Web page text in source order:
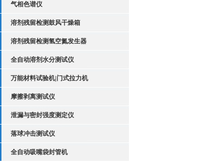
气相色谱仪
溶剂残留检测鼓风干燥箱
溶剂残留检测氢空氮发生器
全自动溶剂水分测试仪
万能材料试验机|门式拉力机
摩擦剥离测试仪
泄漏与密封强度测定仪
落球冲击测试仪
全自动吸嘴袋封管机